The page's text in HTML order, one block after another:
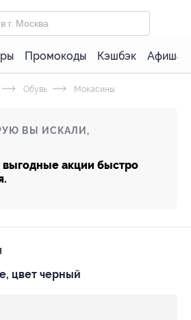
Промокоды Кэшбэк Афиша
Обувь Мокасины
ВЫ ИСКАЛИ,
акции быстро
цвет черный